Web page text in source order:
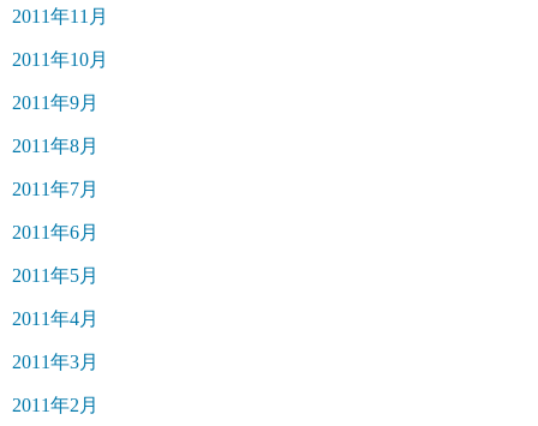
2011年11月
2011年10月
2011年9月
2011年8月
2011年7月
2011年6月
2011年5月
2011年4月
2011年3月
2011年2月